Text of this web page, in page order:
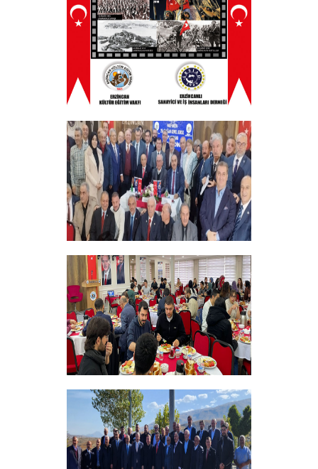
Düzenledik
+
ERZINCAN VE TÜM SEHITLERI ANMA
PROGRAMI
+
Vakfımızın 28. Olağan genel kurulu
Yapıldı
+
Bursiyer Tanışma Toplantısı Yapıldı
+